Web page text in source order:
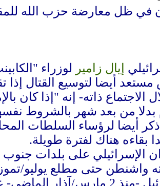
لبنان في ظل معارضة حزب
إيال زامير لوزراء
أيضا لتوسيع القتال إذا
ذاته- إنه "إذا كان
بدلا من بعد شهر بالشروط
فإن زامير ذكر أيضا لرؤساء
بقاءه هناك لفترة طويلة.
الإسرائيلي على بلدات جنوب